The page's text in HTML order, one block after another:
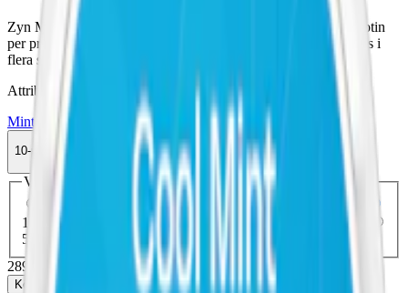
Zyn Menthol Ice Slim 5 är ett starkt vitt snus med 13,5 mg nikotin
per prilla och smak av mentol och eukalyptus i slim prilla. Finns i
flera styrkor.
Attribut
Mint
Stark Torr Portion Zyn
10-pack
289,90 kr
Köp
Välj antal dosor
1-pack
33,90 kr /st 149,75 kr 29,95 kr
10-pack
28,99 kr 30-pack 28,79 kr
50-pack
28,49 kr
289,90 kr
Köp